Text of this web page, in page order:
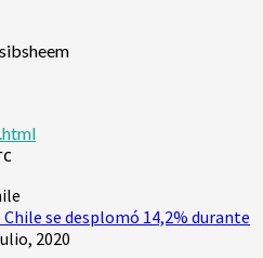
se desplomó 14,2% durante
2020